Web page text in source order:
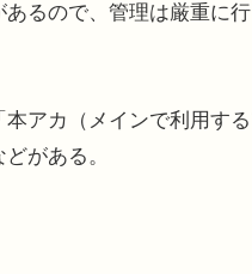
るので、管理は厳重に
アカ（メインで利用す
がある。